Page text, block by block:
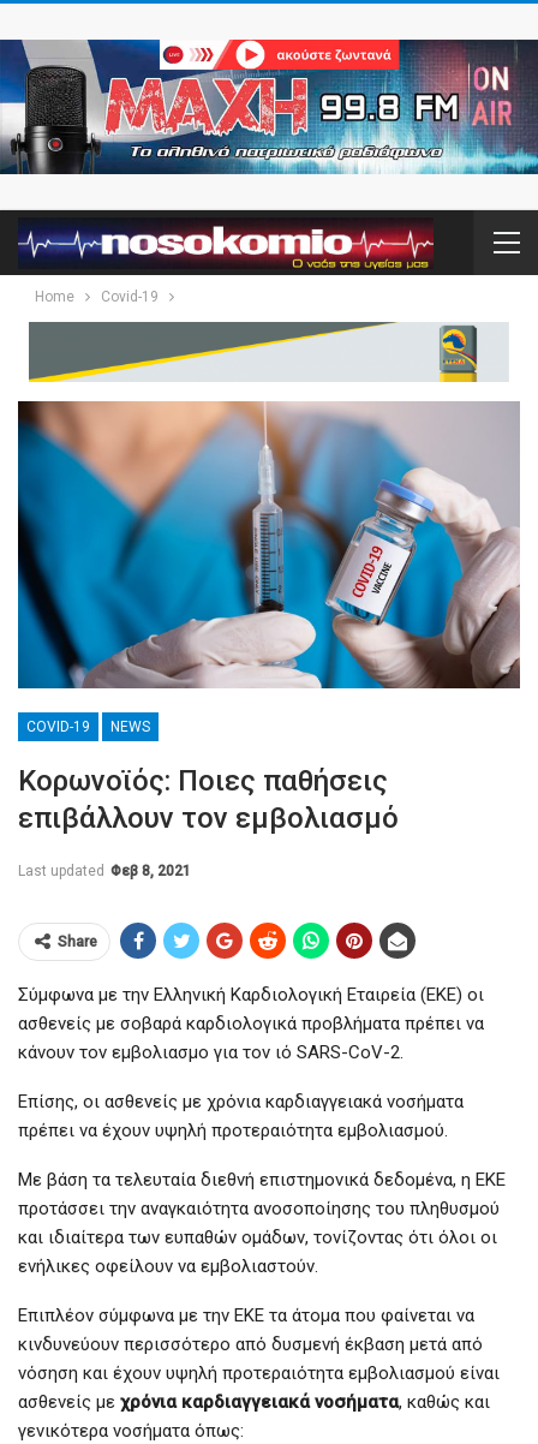
Home Covid-19
COVID-19 NEWS
Κορωνοϊός: Ποιες παθήσεις
επιβάλλουν τον εμβολιασμό
Last updated Φεβ 8, 2021
Share
Σύμφωνα με την Ελληνική Καρδιολογική Εταιρεία (ΕΚΕ) οι
ασθενείς με σοβαρά καρδιολογικά προβλήματα πρέπει να
κάνουν τον εμβολιασμο για τον ιό SARS-CoV-2.
Επίσης, οι ασθενείς με χρόνια καρδιαγγειακά νοσήματα
πρέπει να έχουν υψηλή προτεραιότητα εμβολιασμού.
Με βάση τα τελευταία διεθνή επιστημονικά δεδομένα, η ΕΚΕ
προτάσσει την αναγκαιότητα ανοσοποίησης του πληθυσμού
και ιδιαίτερα των ευπαθών ομάδων, τονίζοντας ότι όλοι οι
ενήλικες οφείλουν να εμβολιαστούν.
Επιπλέον σύμφωνα με την ΕΚΕ τα άτομα που φαίνεται να
κινδυνεύουν περισσότερο από δυσμενή έκβαση μετά από
νόσηση και έχουν υψηλή προτεραιότητα εμβολιασμού είναι
ασθενείς με χρόνια καρδιαγγειακά νοσήματα, καθώς και
γενικότερα νοσήματα όπως: